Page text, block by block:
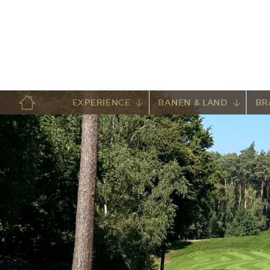
EXPERIENCE BANEN & LAND